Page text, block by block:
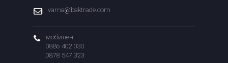
varna@baktrade.com
мобилен:
0886 402 030
0878 547 323